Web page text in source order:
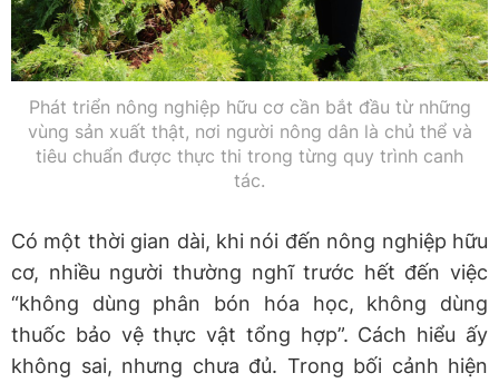
Phát triển nông nghiệp hữu cơ cần bắt đầu từ những
vùng sản xuất thật, nơi người nông dân là chủ thể và
tiêu chuẩn được thực thi trong từng quy trình canh
tác.
Có một thời gian dài, khi nói đến nông nghiệp hữu
cơ, nhiều người thường nghĩ trước hết đến việc
“không dùng phân bón hóa học, không dùng
thuốc bảo vệ thực vật tổng hợp”. Cách hiểu ấy
không sai, nhưng chưa đủ. Trong bối cảnh hiện